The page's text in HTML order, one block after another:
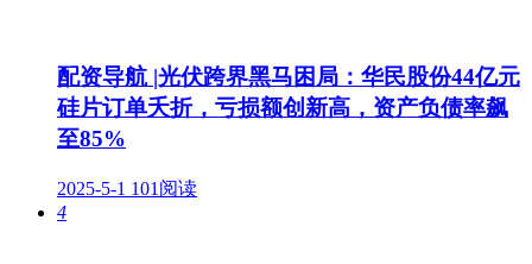
配资导航 |光伏跨界黑马困局：华民股份44亿元
硅片订单夭折，亏损额创新高，资产负债率飙
至85%
2025-5-1 101阅读
4